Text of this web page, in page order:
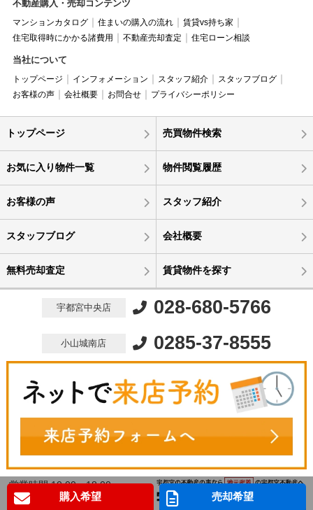
購入希望 売却希望
不動産購入・売却コンテンツ
マンションカタログ 住まいの購入の流れ
賃貸vs持ち家
住宅取得時にかかる諸費用
不動産売却査定 住宅ローン相談
当社について
トップページ インフォメーション スタッフ紹介
スタッフブログ
お客様の声
会社概要 お問合せ プライバシーポリシー
トップページ 売買物件検索
お気に入り物件一覧 物件閲覧履歴
お客様の声 スタッフ紹介
スタッフブログ 会社概要
無料売却査定 賃貸物件を探す
宇都宮中央店 028-680-5766
小山城南店 0285-37-8555
営業時間 10:00～18:00
定休日 水曜定休